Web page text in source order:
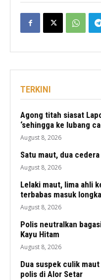
TERKINI
Agong titah siasat
‘sehingga ke lubang
August 8, 2026
Satu maut, dua
August 8, 2026
Lelaki maut, lima ahli
terbabas masuk
August 8, 2026
Polis neutralkan
Kayu Hitam
August 8, 2026
Dua suspek culik
polis di Alor Setar